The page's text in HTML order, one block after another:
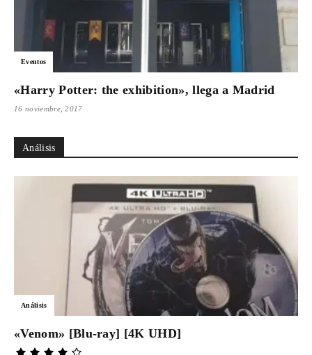
Eventos
«Harry Potter: the exhibition», llega a Madrid
16 noviembre, 2017
Análisis
Análisis
«Venom» [Blu-ray] [4K UHD]